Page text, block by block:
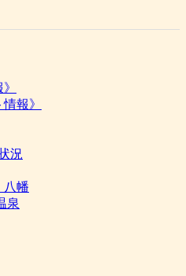
報》
況
八幡
泉